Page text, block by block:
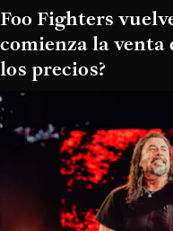
Foo Fighters
comienza la venta
los precios?